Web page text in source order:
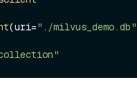
(uri="./milvus_demo.db"